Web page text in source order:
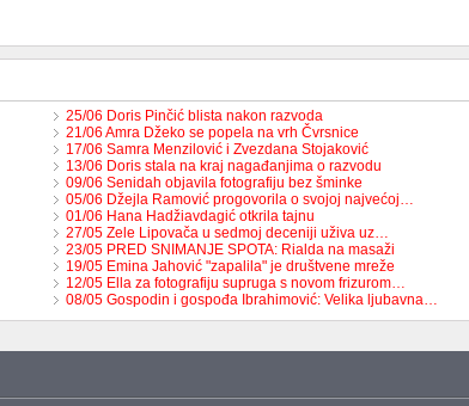
25/06 Doris Pinčić blista nakon razvoda
21/06 Amra Džeko se popela na vrh Čvrsnice
17/06 Samra Menzilović i Zvezdana Stojaković
13/06 Doris stala na kraj nagađanjima o razvodu
09/06 Senidah objavila fotografiju bez šminke
05/06 Džejla Ramović progovorila o svojoj najvećoj…
01/06 Hana Hadžiavdagić otkrila tajnu
27/05 Zele Lipovača u sedmoj deceniji uživa uz…
23/05 PRED SNIMANJE SPOTA: Rialda na masaži
19/05 Emina Jahović "zapalila" je društvene mreže
12/05 Ella za fotografiju supruga s novom frizurom…
08/05 Gospodin i gospođa Ibrahimović: Velika ljubavna…